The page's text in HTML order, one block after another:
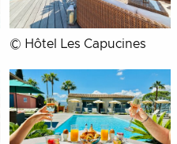
© Hôtel Les Capucines